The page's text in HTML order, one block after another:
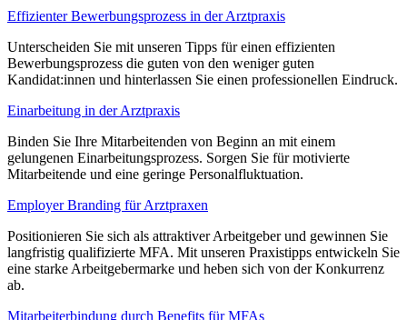
Effizienter Bewerbungsprozess in der Arztpraxis
Unterscheiden Sie mit unseren Tipps für einen effizienten
Bewerbungsprozess die guten von den weniger guten
Kandidat:innen und hinterlassen Sie einen professionellen Eindruck.
Einarbeitung in der Arztpraxis
Binden Sie Ihre Mitarbeitenden von Beginn an mit einem
gelungenen Einarbeitungsprozess. Sorgen Sie für motivierte
Mitarbeitende und eine geringe Personalfluktuation.
Employer Branding für Arztpraxen
Positionieren Sie sich als attraktiver Arbeitgeber und gewinnen Sie
langfristig qualifizierte MFA. Mit unseren Praxistipps entwickeln Sie
eine starke Arbeitgebermarke und heben sich von der Konkurrenz
ab.
Mitarbeiterbindung durch Benefits für MFAs